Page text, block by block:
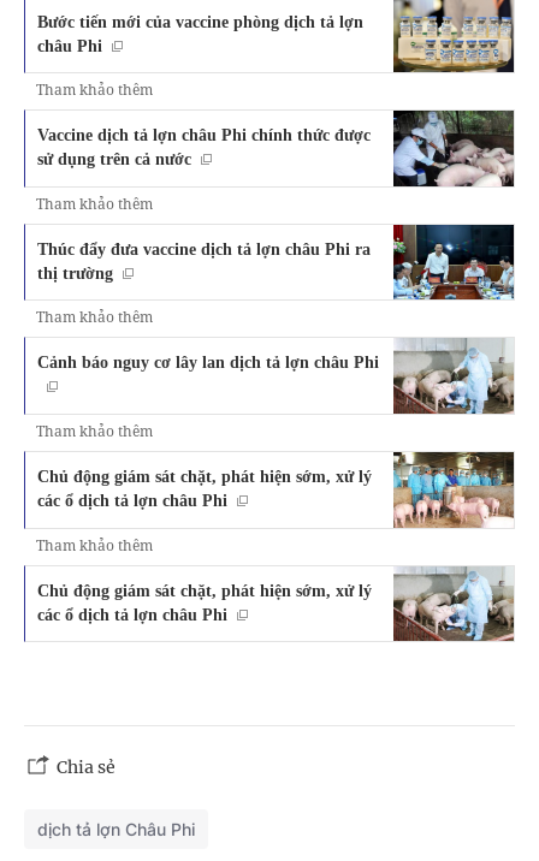
Bước tiến mới của vaccine phòng dịch tả lợn
châu Phi
Tham khảo thêm
Vaccine dịch tả lợn châu Phi chính thức được
sử dụng trên cả nước
Tham khảo thêm
Thúc đẩy đưa vaccine dịch tả lợn châu Phi ra
thị trường
Tham khảo thêm
Cảnh báo nguy cơ lây lan dịch tả lợn châu Phi
Tham khảo thêm
Chủ động giám sát chặt, phát hiện sớm, xử lý
các ổ dịch tả lợn châu Phi
Tham khảo thêm
Chủ động giám sát chặt, phát hiện sớm, xử lý
các ổ dịch tả lợn châu Phi
Chia sẻ
dịch tả lợn Châu Phi